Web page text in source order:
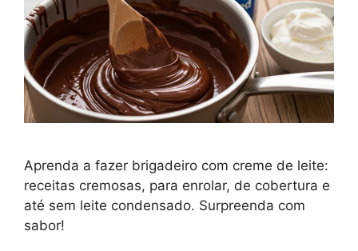
Aprenda a fazer brigadeiro com creme de leite:
receitas cremosas, para enrolar, de cobertura e
até sem leite condensado. Surpreenda com
sabor!